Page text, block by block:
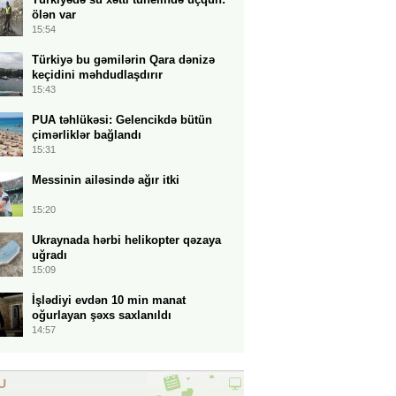
ölən var
15:54
Türkiyə bu gəmilərin Qara dənizə
keçidini məhdudlaşdırır
15:43
PUA təhlükəsi: Gelencikdə bütün
çimərliklər bağlandı
15:31
Messinin ailəsində ağır itki
15:20
Ukraynada hərbi helikopter qəzaya
uğradı
15:09
İşlədiyi evdən 10 min manat
oğurlayan şəxs saxlanıldı
14:57